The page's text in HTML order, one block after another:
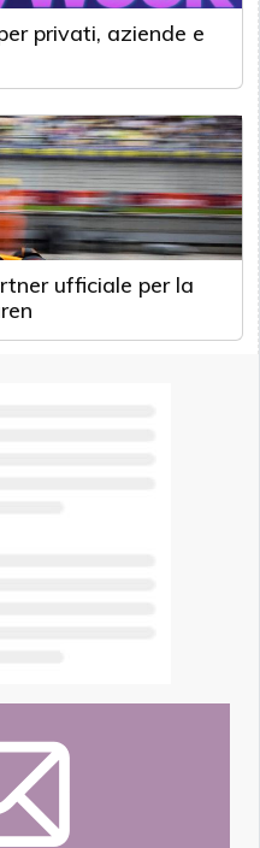
privati, aziende e
ufficiale per la